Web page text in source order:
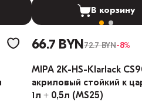
В корзину
66.7 BYN72.7 BYN-8%
MIPA 2К-HS-Klarlack
акриловый стойкий к
1л + 0,5л (MS25)